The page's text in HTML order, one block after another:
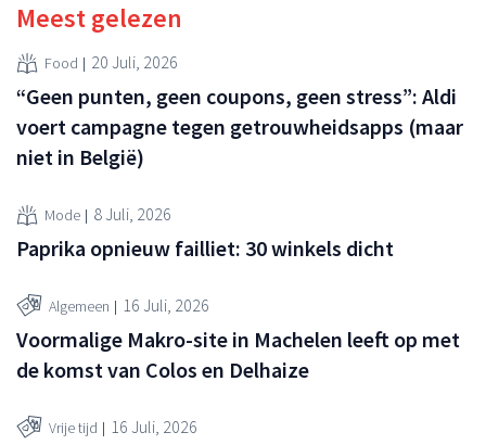
Meest gelezen
Food 20 Juli, 2026
“Geen punten, geen coupons, geen stress”: Aldi
voert campagne tegen getrouwheidsapps (maar
niet in België)
Mode 8 Juli, 2026
Paprika opnieuw failliet: 30 winkels dicht
Algemeen 16 Juli, 2026
Voormalige Makro-site in Machelen leeft op met
de komst van Colos en Delhaize
Vrije tijd 16 Juli, 2026